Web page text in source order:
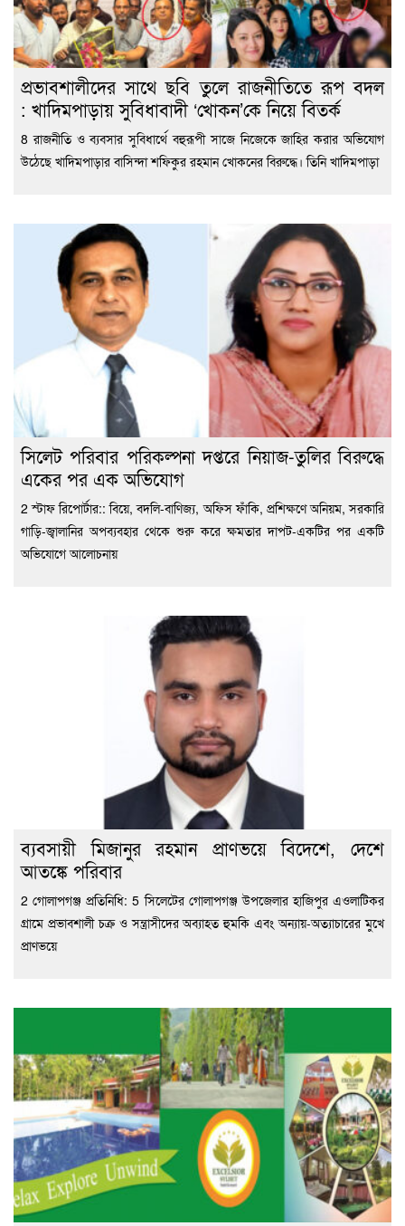
প্রভাবশালীদের সাথে ছবি তুলে রাজনীতিতে রূপ বদল
: খাদিমপাড়ায় সুবিধাবাদী ‘খোকন’কে নিয়ে বিতর্ক
8 রাজনীতি ও ব্যবসার সুবিধার্থে বহুরূপী সাজে নিজেকে জাহির করার অভিযোগ
উঠেছে খাদিমপাড়ার বাসিন্দা শফিকুর রহমান খোকনের বিরুদ্ধে। তিনি খাদিমপাড়া
সিলেট পরিবার পরিকল্পনা দপ্তরে নিয়াজ-তুলির বিরুদ্ধে
একের পর এক অভিযোগ
2 স্টাফ রিপোর্টার:: বিয়ে, বদলি-বাণিজ্য, অফিস ফাঁকি, প্রশিক্ষণে অনিয়ম, সরকারি
গাড়ি-জ্বালানির অপব্যবহার থেকে শুরু করে ক্ষমতার দাপট-একটির পর একটি
অভিযোগে আলোচনায়
ব্যবসায়ী মিজানুর রহমান প্রাণভয়ে বিদেশে, দেশে
আতঙ্কে পরিবার
2 গোলাপগঞ্জ প্রতিনিধি: 5 সিলেটের গোলাপগঞ্জ উপজেলার হাজিপুর এওলাটিকর
গ্রামে প্রভাবশালী চক্র ও সন্ত্রাসীদের অব্যাহত হুমকি এবং অন্যায়-অত্যাচারের মুখে
প্রাণভয়ে